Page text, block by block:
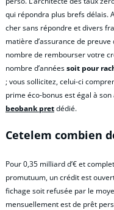
qui répondra plus brefs délais.
cher sans répondre et divers
matière d’assurance de
nombre de rembourser votre
nombre d’annéessoit pour
; vous sollicitez, celui-ci
prime éco-bonus est égal à
beobank pretdédié.
Cetelem combien
Pour 0,35 milliard d’€ et
promutuum, un crédit est
fichage soit refusée par le
mensuellement est de prêt